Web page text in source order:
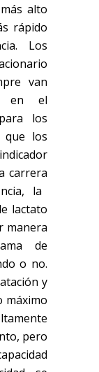
alto
rápido
Los
van
en el
los
que los
carrera
la
lactato
manera
de
o no.
y
máximo
pero